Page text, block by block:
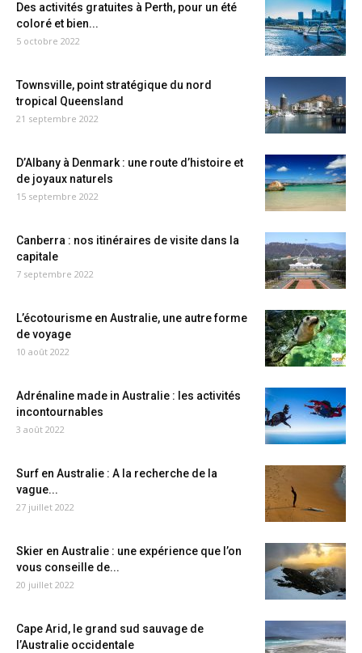
Des activités gratuites à Perth, pour un été
coloré et bien...
5 octobre 2022
Townsville, point stratégique du nord
tropical Queensland
21 septembre 2022
D’Albany à Denmark : une route d’histoire et
de joyaux naturels
15 septembre 2022
Canberra : nos itinéraires de visite dans la
capitale
7 septembre 2022
L’écotourisme en Australie, une autre forme
de voyage
10 août 2022
Adrénaline made in Australie : les activités
incontournables
3 août 2022
Surf en Australie : A la recherche de la
vague...
27 juillet 2022
Skier en Australie : une expérience que l’on
vous conseille de...
20 juillet 2022
Cape Arid, le grand sud sauvage de
l’Australie occidentale